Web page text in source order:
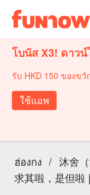
โบนัส X3! ดาว
รับ HKD 150 ของข
ใช้แอพ
ฮ่องกง / 沐舍
求其啦，是但啦